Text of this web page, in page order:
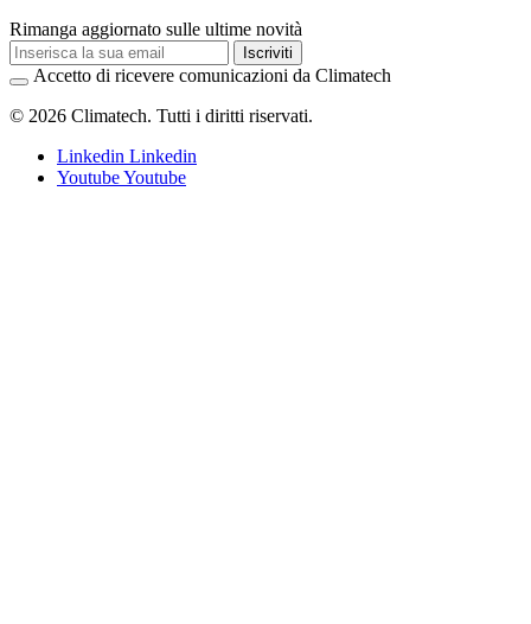
Rimanga aggiornato sulle ultime novità
Iscriviti
Accetto di ricevere comunicazioni da Climatech
© 2026 Climatech. Tutti i diritti riservati.
Linkedin Linkedin
YoutubeYoutube